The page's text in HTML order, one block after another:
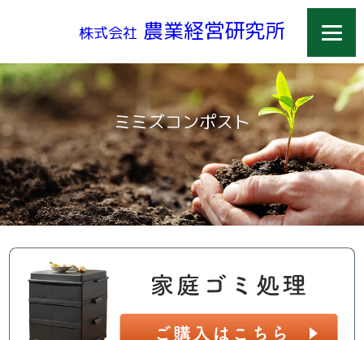
株式会社 農業経営研究所
ミミズコンポスト